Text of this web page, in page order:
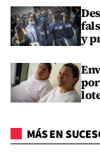
y
MÁS EN